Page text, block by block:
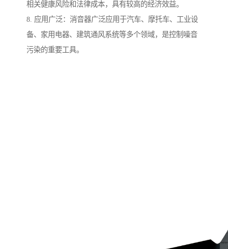
相关健康风险和法律成本，具有较高的经济效益。
8. 应用广泛：消音器广泛应用于汽车、摩托车、工业设
备、家用电器、建筑通风系统等多个领域，是控制噪音
污染的重要工具。